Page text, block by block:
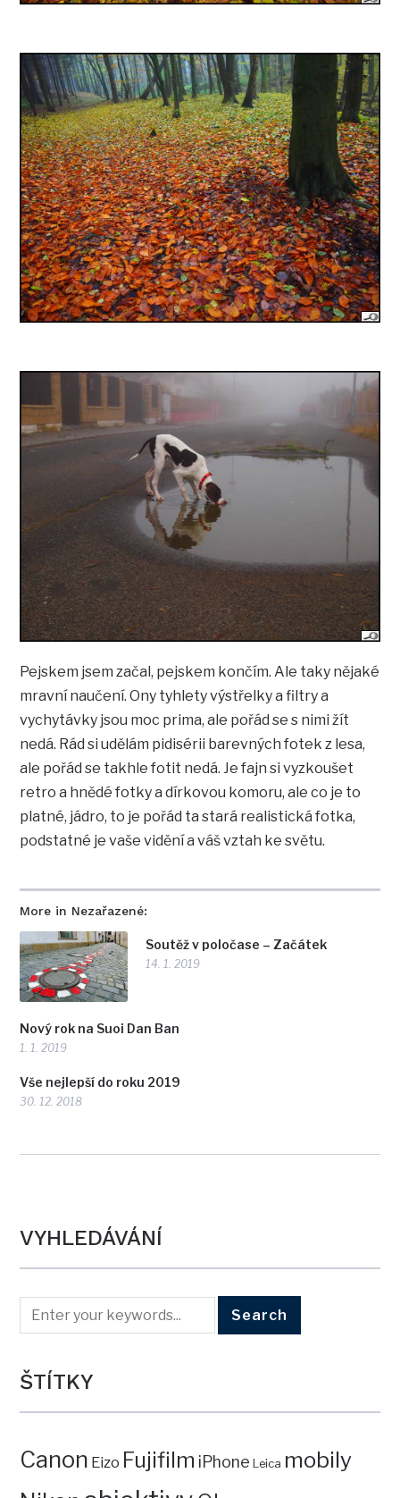
More in Nezařazené:
Soutěž v poločase – Začátek
14. 1. 2019
Nový rok na Suoi Dan Ban
1. 1. 2019
Vše nejlepší do roku 2019
30. 12. 2018
Pejskem jsem začal, pejskem končím. Ale taky nějaké
mravní naučení. Ony tyhlety výstřelky a filtry a
vychytávky jsou moc prima, ale pořád se s nimi žít
nedá. Rád si udělám pidisérii barevných fotek z lesa,
ale pořád se takhle fotit nedá. Je fajn si vyzkoušet
retro a hnědé fotky a dírkovou komoru, ale co je to
platné, jádro, to je pořád ta stará realistická fotka,
podstatné je vaše vidění a váš vztah ke světu.
VYHLEDÁVÁNÍ
ŠTÍTKY
Canon Eizo Fujifilm iPhone Leica mobily